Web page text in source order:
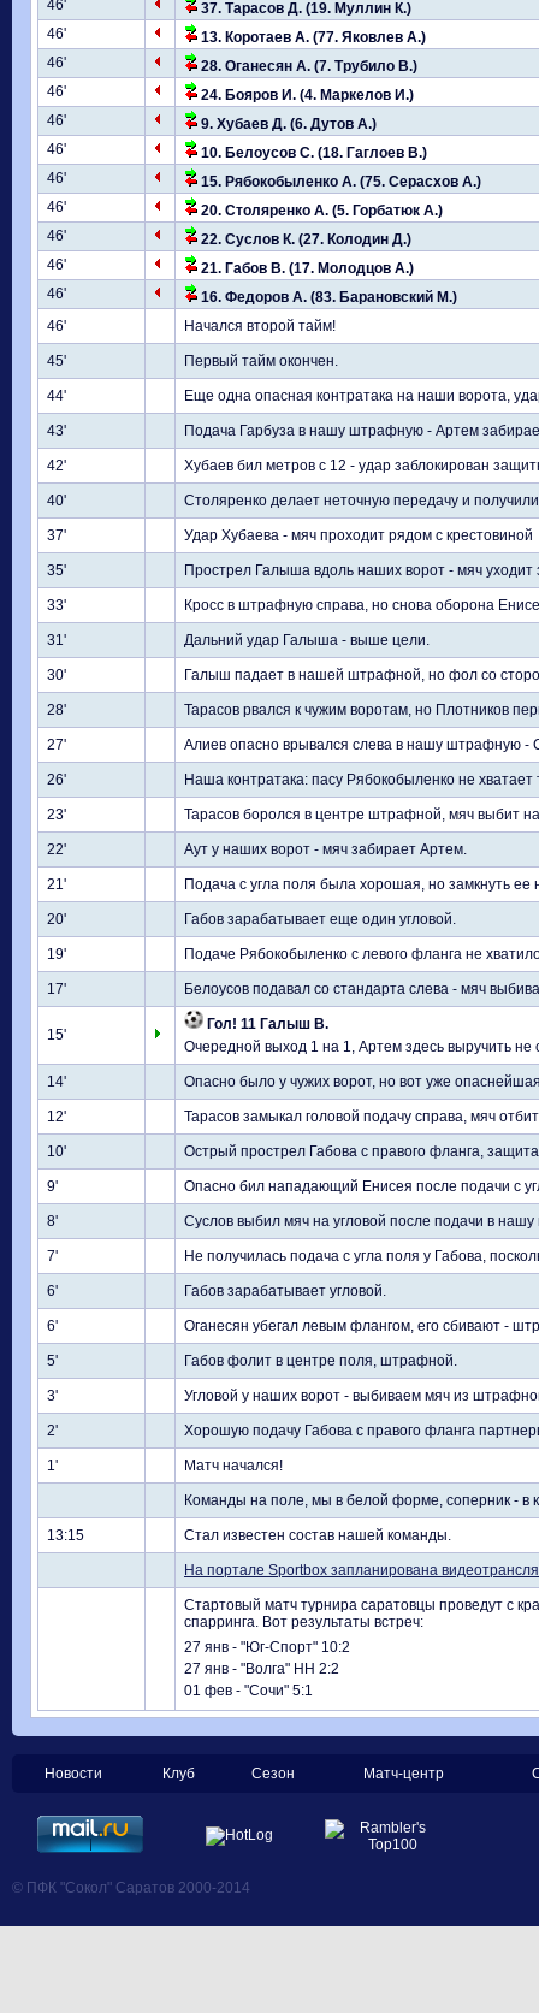
46'
37. Тарасов Д. (19. Муллин К.)
46'
13. Коротаев А. (77. Яковлев А.)
46'
28. Оганесян А. (7. Трубило В.)
46'
24. Бояров И. (4. Маркелов И.)
46'
9. Хубаев Д. (6. Дутов А.)
46'
10. Белоусов С. (18. Гаглоев В.)
46'
15. Рябокобыленко А. (75. Серасхов А.)
46'
20. Столяренко А. (5. Горбатюк А.)
46'
22. Суслов К. (27. Колодин Д.)
46'
21. Габов В. (17. Молодцов А.)
46'
16. Федоров А. (83. Барановский М.)
46'
Начался второй тайм!
45' Первый тайм окончен.
44' Еще одна опасная контратака на наши ворота,
43' Подача Гарбуза в нашу штрафную - Артем
42' Хубаев бил метров с 12 - удар заблокирован
40' Столяренко делает неточную передачу и
37' Удар Хубаева - мяч проходит рядом с крестовиной
35' Прострел Галыша вдоль наших ворот - мяч уходит
33' Кросс в штрафную справа, но снова оборона
31' Дальний удар Галыша - выше цели.
30' Галыш падает в нашей штрафной, но фол со
28' Тарасов рвался к чужим воротам, но Плотников
27' Алиев опасно врывался слева в нашу штрафную -
26' Наша контратака: пасу Рябокобыленко не хватает
23' Тарасов боролся в центре штрафной, мяч выбит
22' Аут у наших ворот - мяч забирает Артем.
21' Подача с угла поля была хорошая, но замкнуть ее
20' Габов зарабатывает еще один угловой.
19' Подаче Рябокобыленко с левого фланга не
17' Белоусов подавал со стандарта слева - мяч
15'
Гол! 11 Галыш В.
Очередной выход 1 на 1, Артем здесь выручить не
14' Опасно было у чужих ворот, но вот уже
12' Тарасов замыкал головой подачу справа, мяч
10' Острый прострел Габова с правого фланга,
9' Опасно бил нападающий Енисея после подачи с
8' Суслов выбил мяч на угловой после подачи в
7' Не получилась подача с угла поля у Габова,
6' Габов зарабатывает угловой.
6' Оганесян убегал левым флангом, его сбивают -
5' Габов фолит в центре поля, штрафной.
3' Угловой у наших ворот - выбиваем мяч из
2' Хорошую подачу Габова с правого фланга
1' Матч начался!
Команды на поле, мы в белой форме, соперник - в
13:15 Стал известен состав нашей команды.
На портале Sportbox запланирована
Стартовый матч турнира саратовцы проведут с
спарринга. Вот результаты встреч:
27 янв - "Юг-Спорт" 10:2
27 янв - "Волга" НН 2:2
01 фев - "Сочи" 5:1
Новости Клуб Сезон Матч-центр
© ПФК "Сокол" Саратов 2000-2014